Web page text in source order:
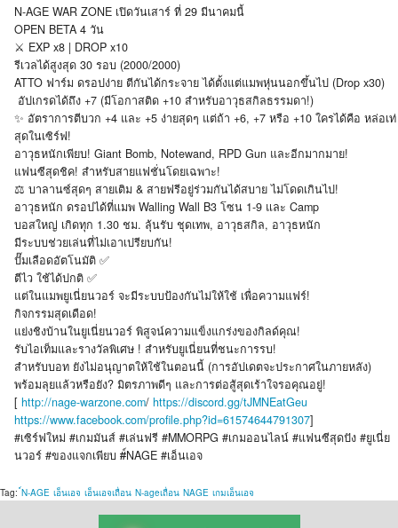
N-AGE WAR ZONE เปิดวันเสาร์ ที่ 29 มีนาคมนี้
OPEN BETA 4 วัน
⚔️ EXP x8 | DROP x10
รีเวลได้สูงสุด 30 รอบ (2000/2000)
ATTO ฟาร์ม ดรอปง่าย ตีกันได้กระจาย ได้ตั้งแต่แมพหุ่นนอกขึ้นไป (Drop x30)
️ อัปเกรดได้ถึง +7 (มีโอกาสติด +10 สำหรับอาวุธสกิลธรรมดา!)
✨ อัตราการตีบวก +4 และ +5 ง่ายสุดๆ แต่ถ้า +6, +7 หรือ +10 ใครได้คือ หล่อเท่
สุดในเซิร์ฟ!
อาวุธหนักเพียบ! Giant Bomb, Notewand, RPD Gun และอีกมากมาย!
แฟนซีสุดชิค! สำหรับสายแฟชั่นโดยเฉพาะ!
⚖️ บาลานซ์สุดๆ สายเติม & สายฟรีอยู่ร่วมกันได้สบาย ไม่โดดเกินไป!
อาวุธหนัก ดรอปได้ที่แมพ Walling Wall B3 โซน 1-9 และ Camp
บอสใหญ่ เกิดทุก 1.30 ชม. ลุ้นรับ ชุดเทพ, อาวุธสกิล, อาวุธหนัก
มีระบบช่วยเล่นที่ไม่เอาเปรียบกัน!
ปั๊มเลือดอัตโนมัติ ✅
ตีไว ใช้ได้ปกติ ✅
แต่ในแมพยูเนี่ยนวอร์ จะมีระบบป้องกันไม่ให้ใช้ เพื่อความแฟร์!
กิจกรรมสุดเดือด!
แย่งชิงบ้านในยูเนี่ยนวอร์ พิสูจน์ความแข็งแกร่งของกิลด์คุณ!
รับไอเท็มและรางวัลพิเศษ ! สำหรับยูเนี่ยนที่ชนะการรบ!
สำหรับบอท ยังไม่อนุญาตให้ใช้ในตอนนี้ (การอัปเดตจะประกาศในภายหลัง)
พร้อมลุยแล้วหรือยัง? มิตรภาพดีๆ และการต่อสู้สุดเร้าใจรอคุณอยู่!
[ http://nage-warzone.com/ https://discord.gg/tJMNEatGeu
https://www.facebook.com/profile.php?id=61574644791307]
#เซิร์ฟใหม่ #เกมมันส์ #เล่นฟรี #MMORPG #เกมออนไลน์ #แฟนซีสุดปัง #ยูเนี่ย
นวอร์ #ของแจกเพียบ #์NAGE #เอ็นเอจ
Tag: ์N-AGE เอ็นเอจ เอ็นเอจเถื่อน N-ageเถื่อน NAGE เกมเอ็นเอจ